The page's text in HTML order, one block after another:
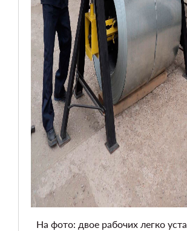
На фото: двое рабочих легко